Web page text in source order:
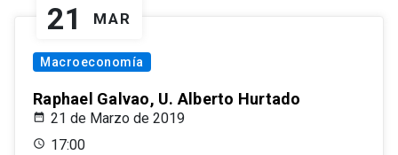
21 MAR
Macroeconomía
Raphael Galvao, U. Alberto Hurtado
21 de Marzo de 2019
17:00